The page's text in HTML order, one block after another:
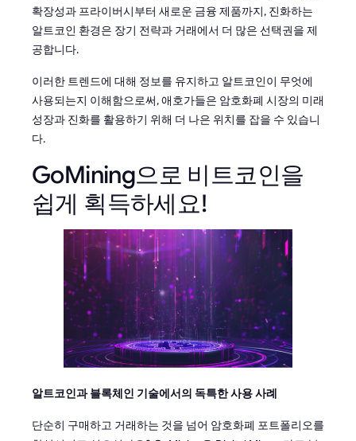
확장성과 프라이버시부터 새로운 금융 제품까지, 진화하는
알트코인 환경은 장기 전략과 거래에서 더 많은 선택권을 제
공합니다.
이러한 트렌드에 대해 정보를 유지하고 알트코인이 무엇에
사용되는지 이해함으로써, 애호가들은 암호화폐 시장의 미래
성장과 진화를 활용하기 위해 더 나은 위치를 잡을 수 있습니
다.
GoMining으로 비트코인을
쉽게 획득하세요!
알트코인과 블록체인 기술에서의 독특한 사용 사례
단순히 구매하고 거래하는 것을 넘어 암호화폐 포트폴리오를